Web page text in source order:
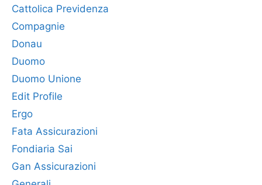
Cattolica Previdenza
Compagnie
Donau
Duomo
Duomo Unione
Edit Profile
Ergo
Fata Assicurazioni
Fondiaria Sai
Gan Assicurazioni